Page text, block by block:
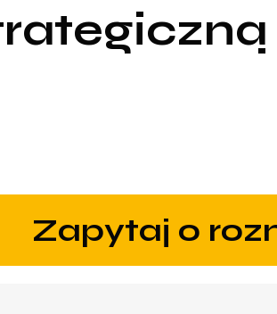
zapytaj o